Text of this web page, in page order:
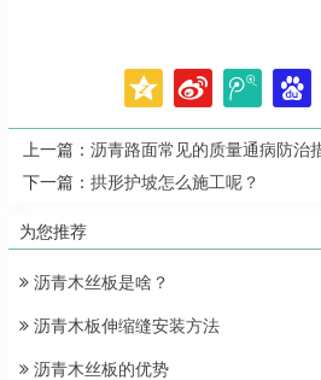
上一篇： 沥青路面常见的质量通病防治
下一篇： 拱形护坡怎么施工呢？
为您推荐
沥青木丝板是啥？
沥青木板伸缩缝安装方法
沥青木丝板的优势